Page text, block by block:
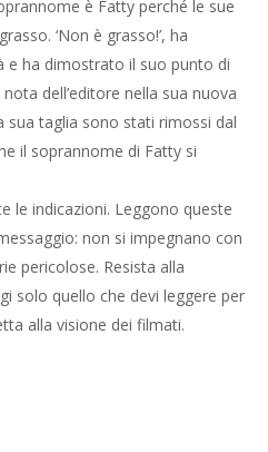
è Fatty perché le sue
‘Non è grasso!’, ha
e ha dimostrato il suo punto di
dell’editore nella sua nuova
sua taglia sono stati rimossi dal
il soprannome di Fatty si
le indicazioni. Leggono queste
non si impegnano con
pericolose. Resista alla
solo quello che devi leggere per
alla visione dei filmati.